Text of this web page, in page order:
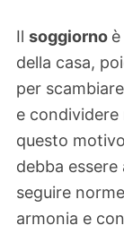
Il soggiorno
della casa,
per
e condividere
questo
debba
seguire
armonia e